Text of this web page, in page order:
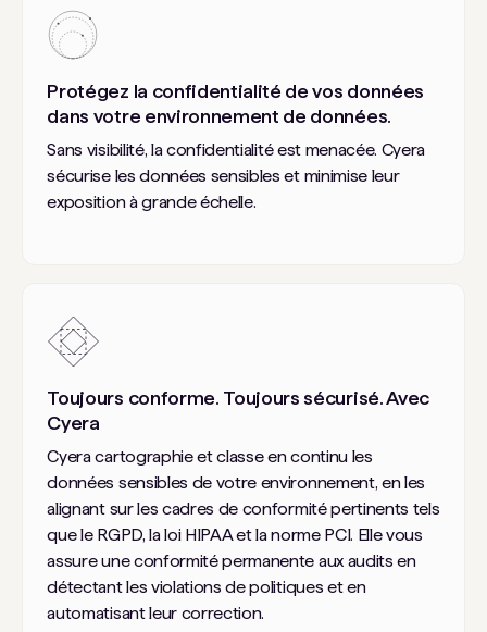
Protégez la confidentialité de vos données
dans votre environnement de données.
Sans visibilité, la confidentialité est menacée. Cyera
sécurise les données sensibles et minimise leur
exposition à grande échelle.
Toujours conforme. Toujours sécurisé. Avec
Cyera
Cyera cartographie et classe en continu les
données sensibles de votre environnement, en les
alignant sur les cadres de conformité pertinents tels
que le RGPD, la loi HIPAA et la norme PCI. Elle vous
assure une conformité permanente aux audits en
détectant les violations de politiques et en
automatisant leur correction.